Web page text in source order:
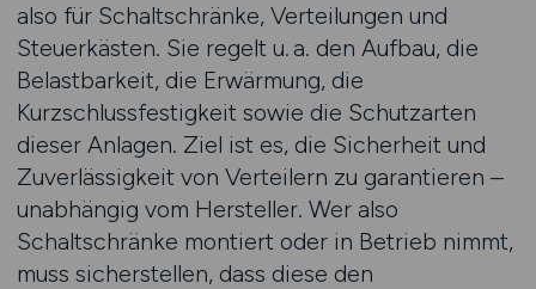
also für Schaltschränke, Verteilungen und
Steuerkästen. Sie regelt u. a. den Aufbau, die
Belastbarkeit, die Erwärmung, die
Kurzschlussfestigkeit sowie die Schutzarten
dieser Anlagen. Ziel ist es, die Sicherheit und
Zuverlässigkeit von Verteilern zu garantieren –
unabhängig vom Hersteller. Wer also
Schaltschränke montiert oder in Betrieb nimmt,
muss sicherstellen, dass diese den